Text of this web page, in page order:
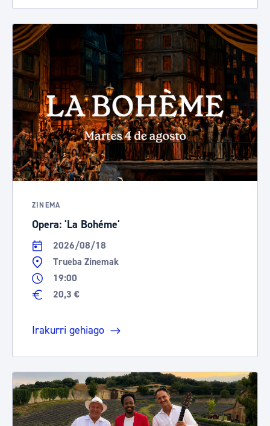
ZINEMA
Opera: 'La Bohéme'
2026/08/18
Trueba Zinemak
19:00
20,3 €
Irakurri gehiago